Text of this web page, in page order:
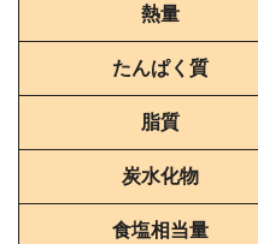
熱量
たんぱく質
脂質
炭水化物
食塩相当量